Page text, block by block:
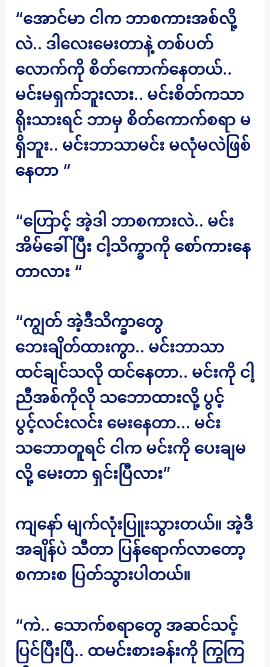
“အောင်မာ ငါက ဘာစကားအစ်လို့
လဲ.. ဒါလေးမေးတာနဲ့ တစ်ပတ်
လောက်ကို စိတ်ကောက်နေတယ်..
မင်းမရှက်ဘူးလား.. မင်းစိတ်ကသာ
ရိုးသားရင် ဘာမှ စိတ်ကောက်စရာ မ
ရှိဘူး.. မင်းဘာသာမင်း မလုံမလဲဖြစ်
နေတာ “
“ဟြောင့် အဲ့ဒါ ဘာစကားလဲ.. မင်း
အိမ်ခေါ်ပြီး ငါ့သိက္ခာကို စော်ကားနေ
တာလား “
“ကျွတ် အဲ့ဒီသိက္ခာတွေ
ဘေးချိတ်ထားကွာ.. မင်းဘာသာ
ထင်ချင်သလို ထင်နေတာ.. မင်းကို ငါ့
ညီအစ်ကိုလို သဘောထားလို့ ပွင့်
ပွင့်လင်းလင်း မေးနေတာ… မင်း
သဘောတူရင် ငါက မင်းကို ပေးချမ
လို့ မေးတာ ရှင်းပြီလား”
ကျနော် မျက်လုံးပြူးသွားတယ်။ အဲ့ဒီ
အချိန်ပဲ သီတာ ပြန်ရောက်လာတော့
စကားစ ပြတ်သွားပါတယ်။
“ကဲ.. သောက်စရာတွေ အဆင်သင့်
ပြင်ပြီးပြီ.. ထမင်းစားခန်းကို ကြွကြ